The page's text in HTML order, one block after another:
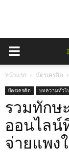
หน้าแรก บัตรเครดิต
บัตรเครดิต บทความทั่วไ
รวมทักษ
ออนไลน์
จ่ายแพง